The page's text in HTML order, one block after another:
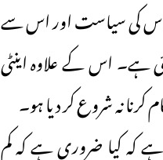
اس کی سیاست اور اس سے
اس کے علاوہ اینٹی
کہ کیا ضروری ہے کہ کم